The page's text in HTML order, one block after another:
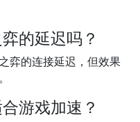
的延迟吗？
弈的连接延迟，但效果
游戏加速？